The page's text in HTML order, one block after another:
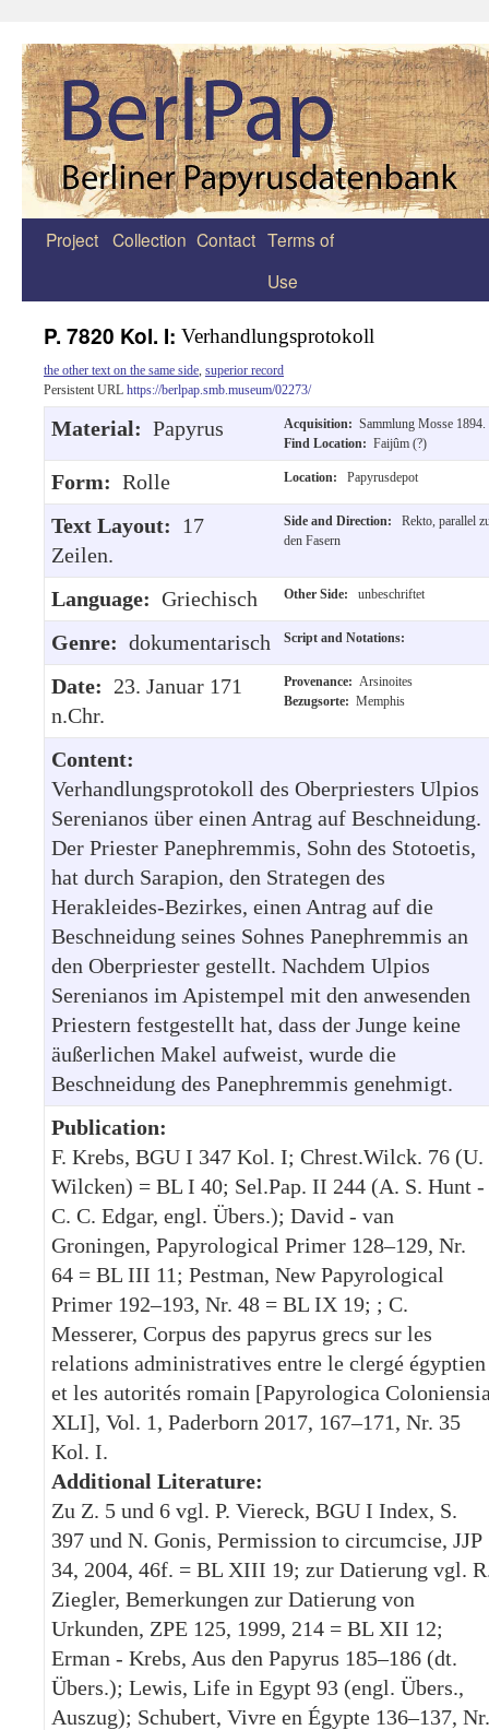
Zum
Project Collection Contact Terms of
Use
P. 7820 Kol. I: Verhandlungsprotokoll
the other text on the same side superior record
Persistent URL https://berlpap.smb.museum/02273/
Material: Papyrus Acquisition: Sammlung Mosse 1894.
Find Location: Faijûm (?)
Form: Rolle Location: Papyrusdepot
Text Layout: 17
Zeilen.
Side and Direction:
Rekto, parallel
den Fasern
Language: Griechisch Other Side: unbeschriftet
Genre: dokumentarisch Script and Notations:
Date: 23. Januar 171
n.Chr.
Provenance: Arsinoites
Bezugsorte: Memphis
Content:
Verhandlungsprotokoll des Oberpriesters Ulpios
Serenianos über einen Antrag auf Beschneidung.
Der Priester Panephremmis, Sohn des Stotoetis,
hat durch Sarapion, den Strategen des
Herakleides-Bezirkes, einen Antrag auf die
Beschneidung seines Sohnes Panephremmis an
den Oberpriester gestellt. Nachdem Ulpios
Serenianos im Apistempel mit den anwesenden
Priestern festgestellt hat, dass der Junge keine
äußerlichen Makel aufweist, wurde die
Beschneidung des Panephremmis genehmigt.
Publication:
F. Krebs, BGU I 347 Kol. I; Chrest.Wilck. 76 (U.
Wilcken) = BL I 40; Sel.Pap. II 244 (A. S. Hunt -
C. C. Edgar, engl. Übers.); David - van
Groningen, Papyrological Primer 128–129, Nr.
64 = BL III 11; Pestman, New Papyrological
Primer 192–193, Nr. 48 = BL IX 19; ; C.
Messerer, Corpus des papyrus grecs sur les
relations administratives entre le clergé égyptien
et les autorités romain [Papyrologica
XLI], Vol. 1, Paderborn 2017, 167–171, Nr. 35
Kol. I.
Additional Literature:
Zu Z. 5 und 6 vgl. P. Viereck, BGU I Index, S.
397 und N. Gonis, Permission to circumcise, JJP
34, 2004, 46f. = BL XIII 19; zur Datierung vgl.
Ziegler, Bemerkungen zur Datierung von
Urkunden, ZPE 125, 1999, 214 = BL XII 12;
Erman - Krebs, Aus den Papyrus 185–186 (dt.
Übers.); Lewis, Life in Egypt 93 (engl. Übers.,
Auszug); Schubert, Vivre en Égypte 136–137, Nr.